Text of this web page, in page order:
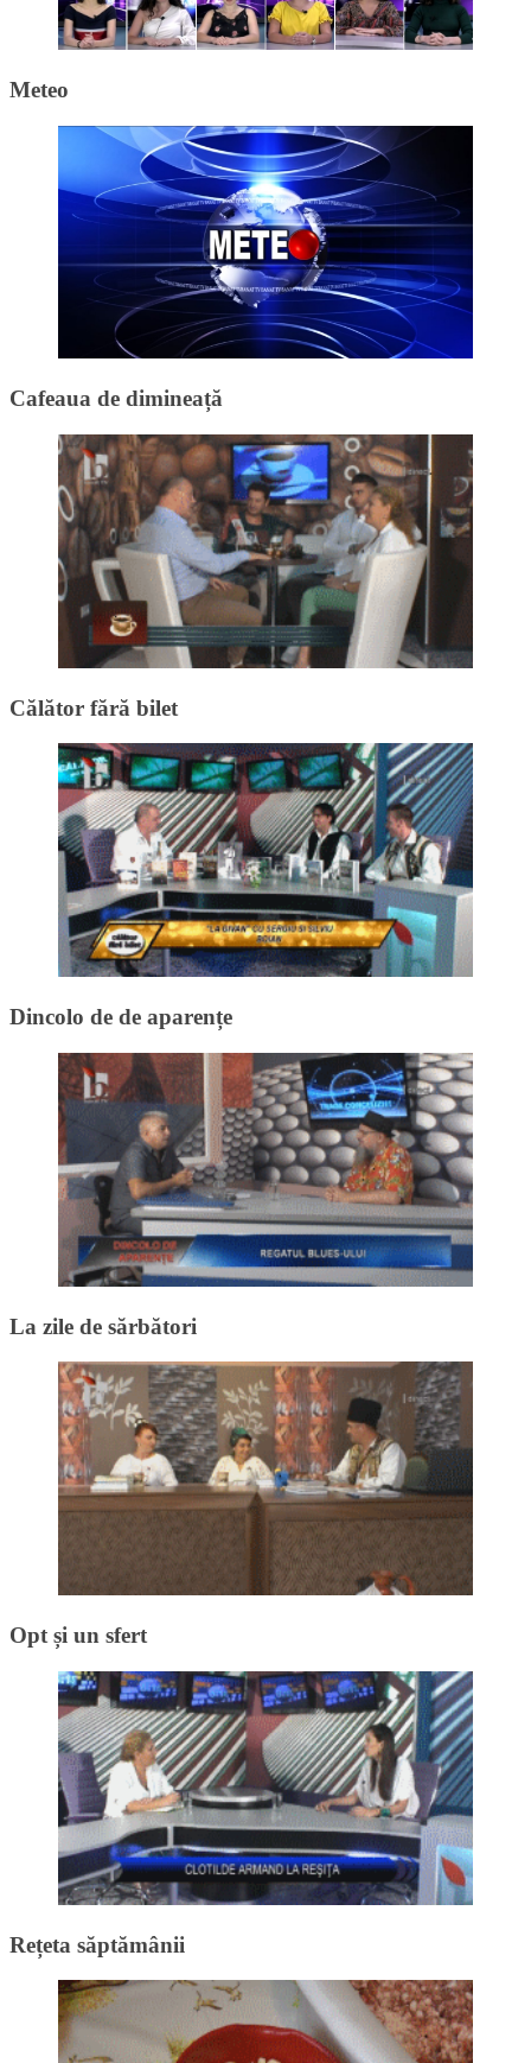
Meteo
Cafeaua de dimineață
Călător fără bilet
Dincolo de de aparențe
La zile de sărbători
Opt și un sfert
Rețeta săptămânii